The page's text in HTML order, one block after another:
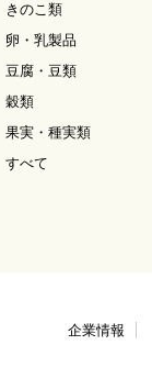
きのこ類
卵・乳製品
豆腐・豆類
穀類
果実・種実類
すべて
企業情報